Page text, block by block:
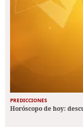
PREDICCIONES
Horóscopo de hoy: